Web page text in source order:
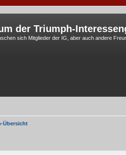
der Triumph-
sich Mitglieder der IG, aber auch andere
Übersicht